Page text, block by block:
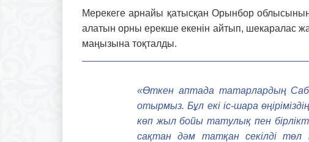
Мерекеге арнайы қатысқан Орынбор
алатын орны ерекше екенін айтып, шекаралас
маңызына тоқталды.
«Өткен аптада татарлардың
отырмыз. Бұл екі іс-шара
көп жыл бойы татулық пен
сақтан дәм татқан секілді төл